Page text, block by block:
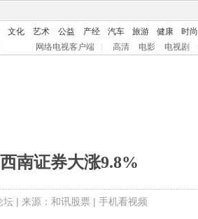
文化 艺术 公益 产经 汽车 旅游 健康 时尚
网络电视客户端 高清 电影 电视剧
南证券大涨9.8%
坛| 来源：和讯股票 | 手机看视频